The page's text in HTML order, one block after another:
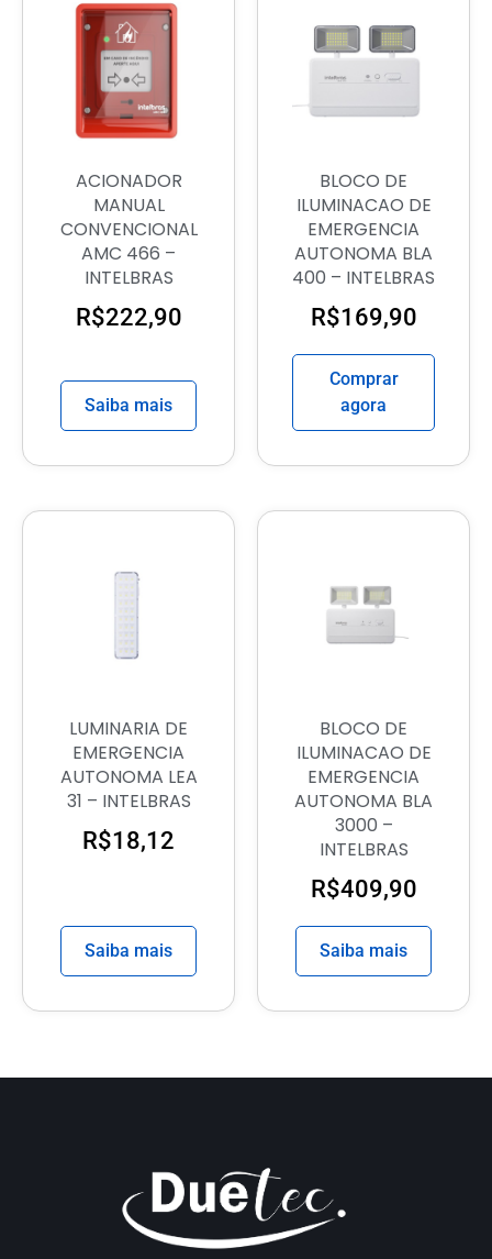
ACIONADOR
MANUAL
CONVENCIONAL
AMC 466 –
INTELBRAS
R$222,90
Saiba mais
BLOCO DE
ILUMINACAO DE
EMERGENCIA
AUTONOMA BLA
400 – INTELBRAS
R$169,90
Comprar
agora
LUMINARIA DE
EMERGENCIA
AUTONOMA LEA
31 – INTELBRAS
R$18,12
Saiba mais
BLOCO DE
ILUMINACAO DE
EMERGENCIA
AUTONOMA BLA
3000 –
INTELBRAS
R$409,90
Saiba mais